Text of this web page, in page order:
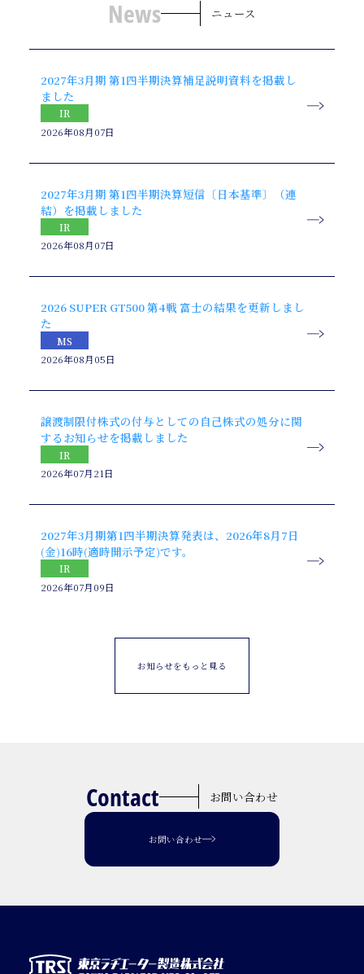
News ニュース
2026年08月07日
IR
2027年3月期 第1四半期決算補足説明資料を掲載し
ました
2026年08月07日
IR
2027年3月期 第1四半期決算短信〔日本基準〕（連
結）を掲載しました
2026年08月05日
MS
2026 SUPER GT500 第4戦 富士の結果を更新しまし
た
2026年07月21日
IR
譲渡制限付株式の付与としての自己株式の処分に関
するお知らせを掲載しました
2026年07月09日
IR
2027年3月期第1四半期決算発表は、2026年8月7日
(金)16時(適時開示予定)です。
お知らせをもっと見る
Contact お問い合わせ
お問い合わせ